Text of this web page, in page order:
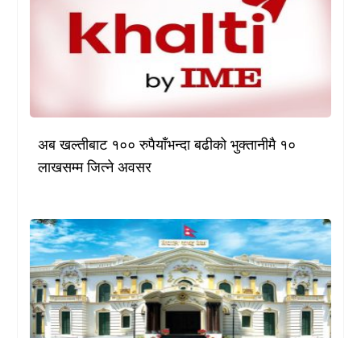
अब खल्तीबाट १०० रुपैयाँभन्दा बढीको भुक्तानीमै १०
लाखसम्म जित्ने अवसर